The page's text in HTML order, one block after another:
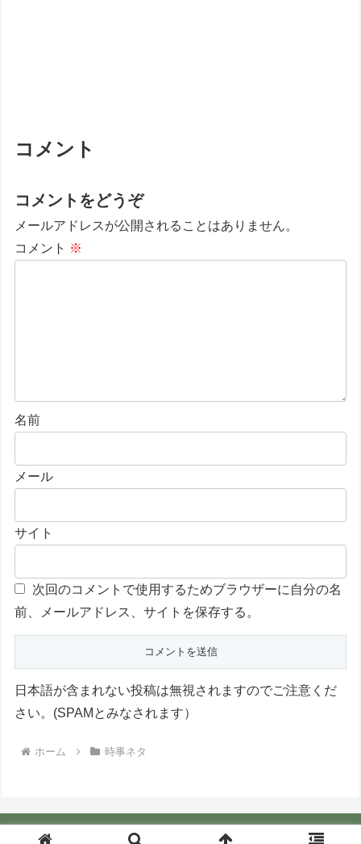
コメント
コメントをどうぞ
メールアドレスが公開されることはありません。
コメント ※
名前
メール
サイト
次回のコメントで使用するためブラウザーに自分の名
前、メールアドレス、サイトを保存する。
日本語が含まれない投稿は無視されますのでご注意くだ
さい。(SPAMとみなされます）
ホーム 時事ネタ